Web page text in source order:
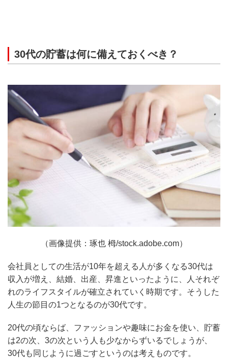
30代の貯蓄は何に備えておくべき？
（画像提供：琢也 栂/stock.adobe.com）
会社員としての生活が10年を超える人が多くなる30代は
収入が増え、結婚、出産、昇進といったように、人それぞ
れのライフスタイルが確立されていく時期です。そうした
人生の節目の1つとなるのが30代です。
20代の頃ならば、ファッションや趣味にお金を使い、貯蓄
は2の次、3の次という人も少なからずいるでしょうが、
30代も同じように過ごすというのは考えものです。